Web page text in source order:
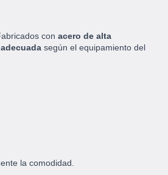
con acero de alta
según el equipamiento del
la comodidad.